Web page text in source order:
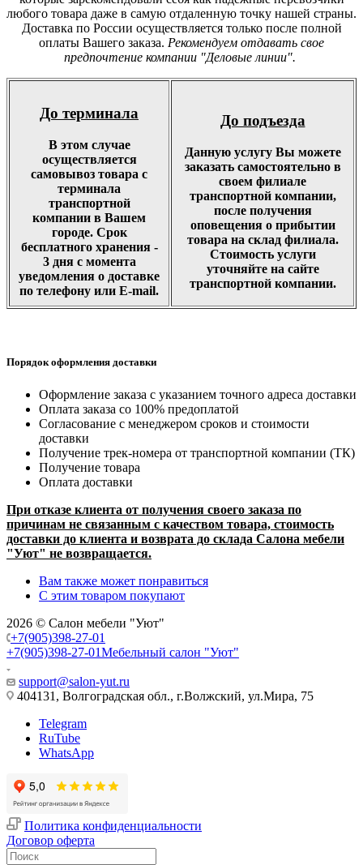
любого товара даже в самую отдаленную точку нашей страны.
Доставка по России осуществляется только после полной
оплаты Вашего заказа. Рекомендуем отдавать свое
предпочтение компании "Деловые линии".
До терминала
В этом случае
осуществляется
самовывоз товара с
терминала
транспортной
компании в Вашем
городе. Срок
бесплатного хранения -
3 дня с момента
уведомления о доставке
по телефону или E-mail.
До подъезда
Данную услугу Вы можете
заказать самостоятельно в
своем филиале
транспортной компании,
после получения
оповещения о прибытии
товара на склад филиала.
Стоимость услуги
уточняйте на сайте
транспортной компании.
Порядок оформления доставки
Оформление заказа с указанием точного адреса доставки
Оплата заказа со 100% предоплатой
Согласование с менеджером сроков и стоимости
доставки
Получение трек-номера от транспортной компании (ТК)
Получение товара
Оплата доставки
При отказе клиента от получения своего заказа по
причинам не связанным с качеством товара, стоимость
доставки до клиента и возврата до склада Салона мебели
"Уют" не возвращается.
Вам также может понравиться
С этим товаром покупают
2026 © Салон мебели "Уют"
+7(905)398-27-01
+7(905)398-27-01Мебельный салон "Уют"
support@salon-yut.ru
404131, Волгоградская обл., г.Волжский, ул.Мира, 75
Telegram
RuTube
WhatsApp
Политика конфиденциальности
Договор оферта